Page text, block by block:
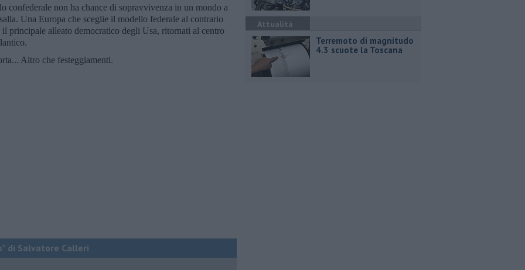
confederale non ha chance di sopravvivenza in un mondo a
Una Europa che sceglie il modello federale al contrario
principale alleato democratico degli Usa, ritornati al centro
Altro che festeggiamenti.
di Salvatore Calleri
Attualità
Terremoto di magnitudo
4.3 scuote la Toscana